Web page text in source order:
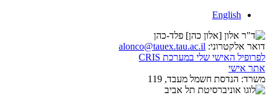
English
דואר אלקטרוני: alonco@tauex.tau.ac.il
לפרופיל האישי שלי במערכת CRIS
אתר אישי
משרד: הנדסת חשמל מעבד, 119